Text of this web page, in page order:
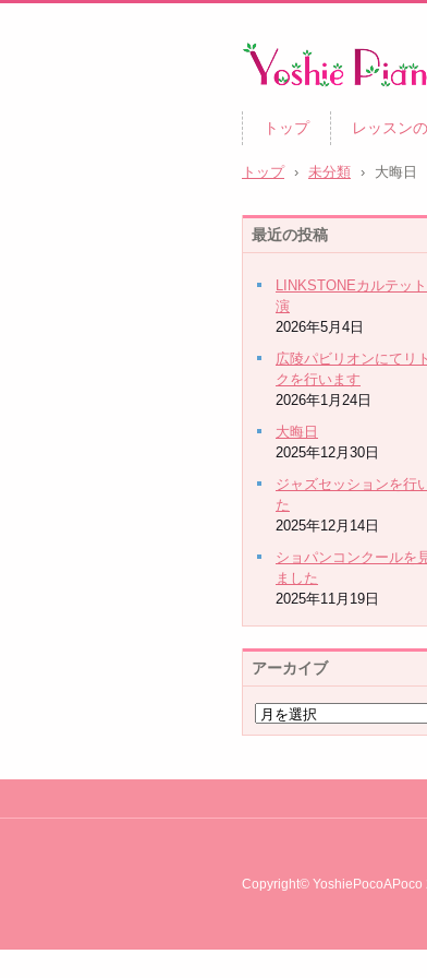
トップ レッスン
トップ › 未分類 › 大晦日
最近の投稿
LINKSTONEカルテッ
演
2026年5月4日
広陵パビリオンにてリ
クを行います
2026年1月24日
大晦日
2025年12月30日
ジャズセッションを行
た
2025年12月14日
ショパンコンクールを
ました
2025年11月19日
アーカイブ
Copyright© YoshiePocoAPoco